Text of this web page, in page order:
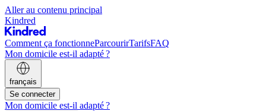
Aller au contenu principal
Kindred
Comment ça fonctionneParcourirTarifsFAQ
Mon domicile est-il adapté ?
français
Se connecter
Mon domicile est-il adapté ?